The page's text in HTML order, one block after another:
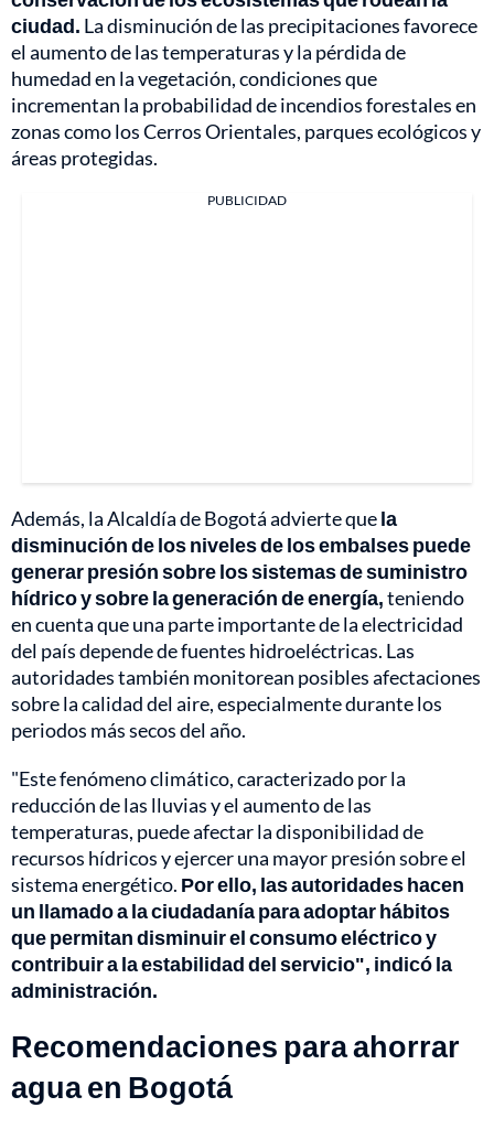
ciudad. La disminución de las precipitaciones favorece
el aumento de las temperaturas y la pérdida de
humedad en la vegetación, condiciones que
incrementan la probabilidad de incendios forestales en
zonas como los Cerros Orientales, parques ecológicos y
áreas protegidas.
PUBLICIDAD
Además, la Alcaldía de Bogotá advierte quela
disminución de los niveles de los embalses puede
generar presión sobre los sistemas de suministro
hídrico y sobre la generación de energía,teniendo
en cuenta que una parte importante de la electricidad
del país depende de fuentes hidroeléctricas. Las
autoridades también monitorean posibles afectaciones
sobre la calidad del aire, especialmente durante los
periodos más secos del año.
"Este fenómeno climático, caracterizado por la
reducción de las lluvias y el aumento de las
temperaturas, puede afectar la disponibilidad de
recursos hídricos y ejercer una mayor presión sobre el
sistema energético. Por ello, las autoridades hacen
un llamado a la ciudadanía para adoptar hábitos
que permitan disminuir el consumo eléctrico y
contribuir a la estabilidad del servicio", indicó la
administración.
Recomendaciones para ahorrar
agua en Bogotá